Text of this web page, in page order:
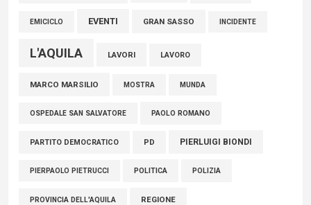
EMICICLO EVENTI GRAN SASSO INCIDENTE
L'AQUILA LAVORI LAVORO
MARCO MARSILIO MOSTRA MUNDA
OSPEDALE SAN SALVATORE PAOLO ROMANO
PARTITO DEMOCRATICO PD PIERLUIGI BIONDI
PIERPAOLO PIETRUCCI POLITICA POLIZIA
PROVINCIA DELL'AQUILA REGIONE